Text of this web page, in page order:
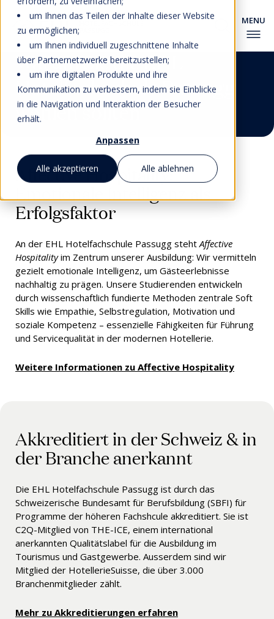
um Ihnen das Teilen der Inhalte dieser Website
zu ermöglichen;
um Ihnen individuell zugeschnittene Inhalte
über Partnernetzwerke bereitzustellen;
um ihre digitalen Produkte und ihre
Kommunikation zu verbessern, indem sie Einblicke
in die Navigation und Interaktion der Besucher
erhält.
Anpassen
Alle akzeptieren Alle ablehnen
Warum Sie die EHL
Hotelfachschule Passugg
wählen sollten
Affective Hospitality:
Emotionale Intelligenz als
Erfolgsfaktor
An der EHL Hotelfachschule Passugg stehtAffective
Hospitalityim Zentrum unserer Ausbildung: Wir vermitteln
gezielt emotionale Intelligenz, um Gästeerlebnisse
nachhaltig zu prägen. Unsere Studierenden entwickeln
durch wissenschaftlich fundierte Methoden zentrale Soft
Skills wie Empathie, Selbstregulation, Motivation und
soziale Kompetenz – essenzielle Fähigkeiten für Führung
und Servicequalität in der modernen Hotellerie.
Weitere Informationen zu Affective Hospitality
Akkreditiert in der Schweiz & in
der Branche anerkannt
Die EHL Hotelfachschule Passugg ist durch das
Schweizerische Bundesamt für Berufsbildung (SBFI) für
Programme der höheren Fachshcule akkreditiert. Sie ist
C2Q-Mitglied von THE-ICE, einem international
anerkannten Qualitätslabel für die Ausbildung im
Tourismus und Gastgewerbe. Ausserdem sind wir
Mitglied der HotellerieSuisse, die über 3.000
Branchenmitglieder zählt.
Mehr zu Akkreditierungen erfahren